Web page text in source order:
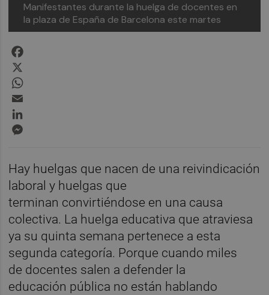
Manifestantes durante la huelga de docentes en
la plaza de España de Barcelona este martes
Hay huelgas que nacen de una reivindicación
laboral y huelgas que
terminan convirtiéndose en una causa
colectiva. La huelga educativa que atraviesa
ya su quinta semana pertenece a esta
segunda categoría. Porque cuando miles
de docentes salen a defender la
educación pública no están hablando